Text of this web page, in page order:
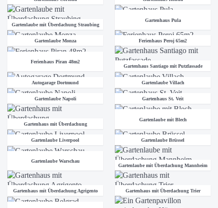
Gartenlaube mit Überdachung Straubing
Gartenhaus Pula
Gartenlaube Monza Ferienhaus Peroj 65m2
Ferienhaus Piran 48m2
Gartenhaus Santiago mit Putzfassade
Autogarage Dortmund Gartenlaube Villach
Gartenlaube Napoli Gartenhaus St. Veit
Gartenhaus mit Überdachung
Gartenlaube mit Blech
Gartenlaube Liverpool Gartenlaube Brüssel
Gartenlaube Warschau
Gartenlaube mit Überdachung Mannheim
Gartenhaus mit Überdachung Agrigento Gartenhaus mit Überdachung Trier